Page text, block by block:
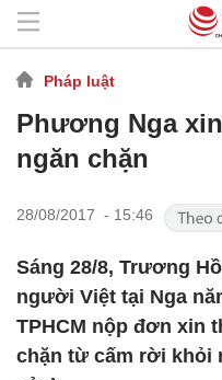
Pháp luật
Phương Nga
ngăn chặn
28/08/2017 - 15:46
Sáng 28/8, Trương
người Việt tại Nga
TPHCM nộp đơn xin
chặn từ cấm rời khỏi